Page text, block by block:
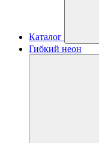
Каталог
Гибкий неон